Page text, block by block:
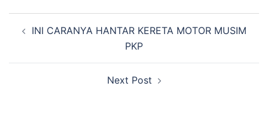
INI CARANYA HANTAR KERETA MOTOR MUSIM
PKP
Next Post